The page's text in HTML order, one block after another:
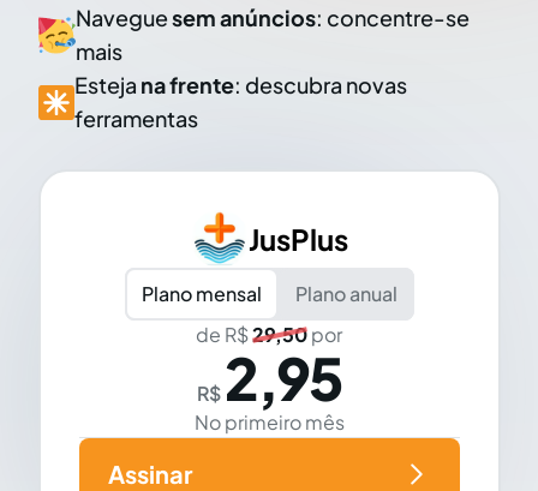
Naveguesem anúncios: concentre-se
mais
Esteja na frente: descubra novas
ferramentas
JusPlus
Plano mensal
Plano anual
de R$29,50por
R$ 2,95
No primeiro mês
Assinar